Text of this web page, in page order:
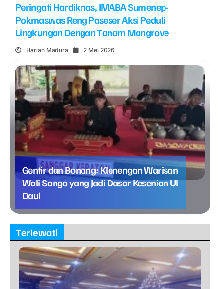
Peringati Hardiknas, IMABA Sumenep-
Pokmaswas Reng Paseser Aksi Peduli
Lingkungan Dengan Tanam Mangrove
Harian Madura 2 Mei 2026
Gentir dan Bonang: Klenengan Warisan
Wali Songo yang Jadi Dasar Kesenian Ul
Daul
Terlewati